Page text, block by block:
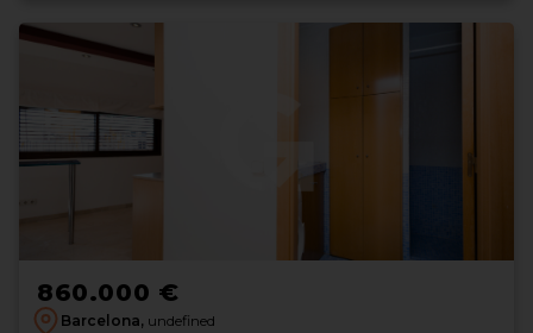
860.000 €
Barcelona, undefined